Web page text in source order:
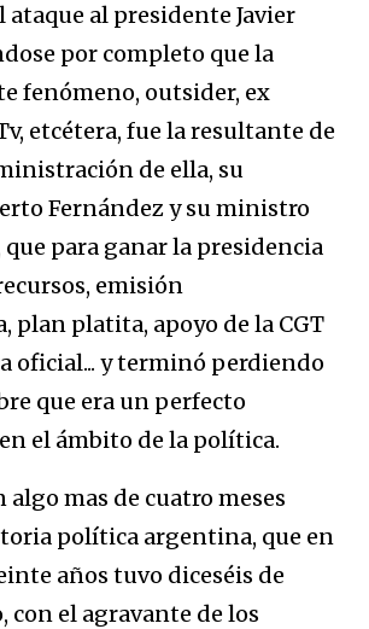
ataque al presidente Javier
por completo que la
fenómeno, outsider, ex
etcétera, fue la resultante de
de ella, su
Fernández y su ministro
que para ganar la presidencia
emisión
plan platita, apoyo de la CGT
oficial... y terminó perdiendo
que era un perfecto
el ámbito de la política.
mas de cuatro meses
política argentina, que en
años tuvo diceséis de
con el agravante de los